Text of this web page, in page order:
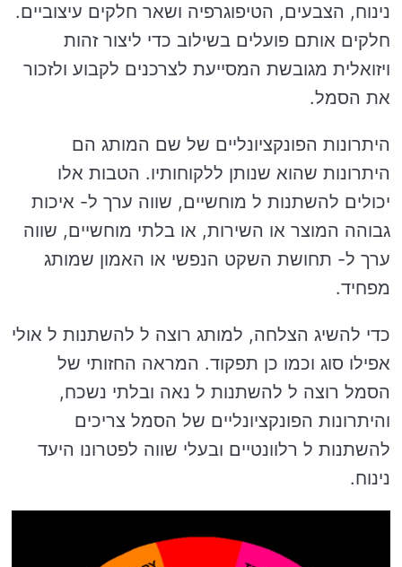
נינוח, הצבעים, הטיפוגרפיה ושאר חלקים עיצוביים.
חלקים אותם פועלים בשילוב כדי ליצור זהות
ויזואלית מגובשת המסייעת לצרכנים לקבוע ולזכור
את הסמל.
היתרונות הפונקציונליים של שם המותג הם
היתרונות שהוא שנותן ללקוחותיו. הטבות אלו
יכולים להשתנות ל מוחשיים, שווה ערך ל- איכות
גבוהה המוצר או השירות, או בלתי מוחשיים, שווה
ערך ל- תחושת השקט הנפשי או האמון שמותג
מפחיד.
כדי להשיג הצלחה, למותג רוצה ל להשתנות ל אולי
אפילו סוג וכמו כן תפקוד. המראה החזותי של
הסמל רוצה ל להשתנות ל נאה ובלתי נשכח,
והיתרונות הפונקציונליים של הסמל צריכים
להשתנות ל רלוונטיים ובעלי שווה לפטרונו היעד
נינוח.